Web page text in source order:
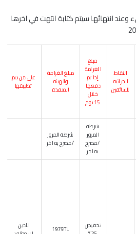
انتهائها سيتم كتابة انتهت في اخرها
النقاط
الجزائية
للسائقين
مبلغ
الغرامة
إذا تم
دفعها
خلال
15 يوم
مبلغ الغرامة
والهيئة
المنفذة
على من يتم
تطبيقها
شرطة
المرور
/مصرح
به اخر
شرطة المرور
/مصرح به اخر
تخفيض
1979TL
للذين